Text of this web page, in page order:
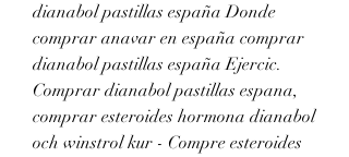
dianabol pastillas españa Donde
comprar anavar en españa comprar
dianabol pastillas españa Ejercic.
Comprar dianabol pastillas espana,
comprar esteroides hormona dianabol
och winstrol kur - Compre esteroides